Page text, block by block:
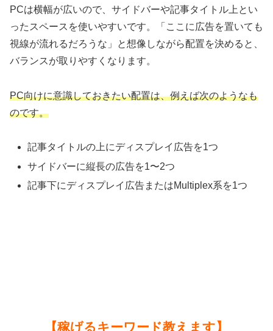
PCは横幅が広いので、サイドバーや記事タイトル上とい
ったスペースを使いやすいです。「ここに広告を置いても
視線が流れるだろうな」と想像しながら配置を決めると、
バランスが取りやすくなります。
PC向けに意識しておきたい配置は、例えば次のようなも
のです。
記事タイトルの上にディスプレイ広告を1つ
サイドバーに縦長の広告を1〜2つ
記事下にディスプレイ広告またはMultiplex系を1つ
【稼げるキーワード教えます】